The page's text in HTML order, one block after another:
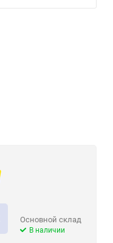
Основной склад
В наличии